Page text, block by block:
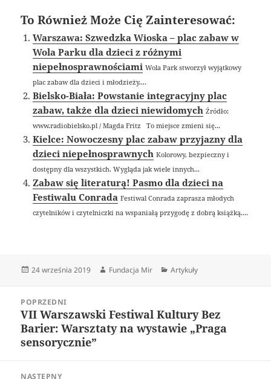
To Również Może Cię Zainteresować:
Warszawa: Szwedzka Wioska – plac zabaw w
Wola Parku dla dzieci z różnymi
niepełnosprawnościami Wola Park stworzył wyjątkowy
plac zabaw dla dzieci i młodzieży....
Bielsko-Biała: Powstanie integracyjny plac
zabaw, także dla dzieci niewidomych Źródło:
www.radiobielsko.pl / Magda Fritz To miejsce zmieni się...
Kielce: Nowoczesny plac zabaw przyjazny dla
dzieci niepełnosprawnych Kolorowy, bezpieczny i
dostępny dla wszystkich. Wygląda jak wiele innych...
Zabaw się literaturą! Pasmo dla dzieci na
Festiwalu Conrada Festiwal Conrada zaprasza młodych
czytelników i czytelniczki na wspaniałą przygodę z dobrą książką....
Data
24 września 2019 Autor
Fundacja Mir Kategorie
Artykuły
wpisuPOPRZEDNI
Poprzedni
wpis:
VII Warszawski Festiwal Kultury Bez
Barier: Warsztaty na wystawie „Praga
sensorycznie”
NASTĘPNY